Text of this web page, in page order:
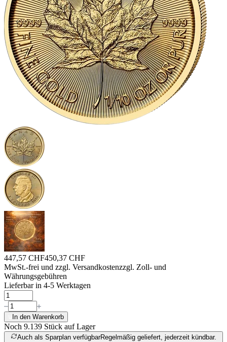
447,57 CHF450,37 CHF
MwSt.-frei und zzgl. Versandkostenzzgl. Zoll- und
Währungsgebühren
Lieferbar in 4-5 Werktagen
In den Warenkorb
Noch 9.139 Stück auf Lager
Auch als Sparplan verfügbarRegelmäßig geliefert, jederzeit kündbar.